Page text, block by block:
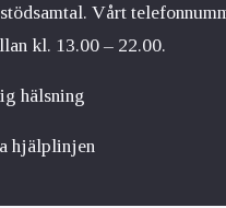
Vårt
kl. 13.00 – 22.00.
hälsning
hjälplinjen